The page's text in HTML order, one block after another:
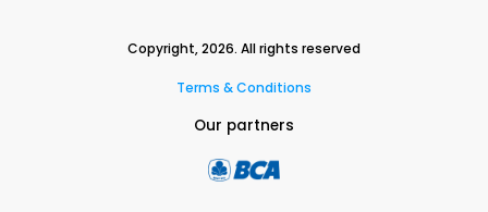
Copyright,2026. All rights reserved
Terms & Conditions
Our partners